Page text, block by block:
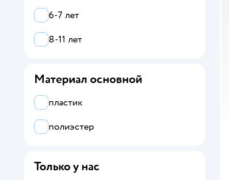
6-7 лет
8-11 лет
Материал основной
пластик
полиэстер
Только у нас